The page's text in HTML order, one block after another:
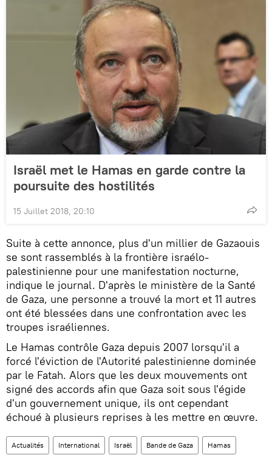
Israël met le Hamas en garde contre la
poursuite des hostilités
15 Juillet 2018, 20:10
Suite à cette annonce, plus d'un millier de Gazaouis
se sont rassemblés à la frontière israélo-
palestinienne pour une manifestation nocturne,
indique le journal. D'après le ministère de la Santé
de Gaza, une personne a trouvé la mort et 11 autres
ont été blessées dans une confrontation avec les
troupes israéliennes.
Le Hamas contrôle Gaza depuis 2007 lorsqu'il a
forcé l'éviction de l'Autorité palestinienne dominée
par le Fatah. Alors que les deux mouvements ont
signé des accords afin que Gaza soit sous l'égide
d'un gouvernement unique, ils ont cependant
échoué à plusieurs reprises à les mettre en œuvre.
Actualités International Israël Bande de Gaza Hamas